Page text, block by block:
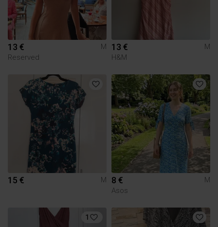
13 €
M
Reserved
13 €
M
H&M
15 € M 8 €
M
Asos
1